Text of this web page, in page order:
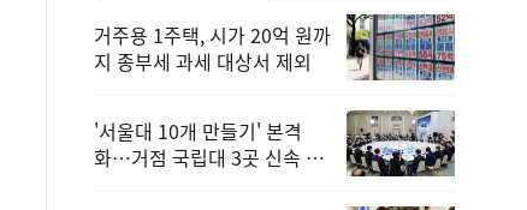
거주용 1주택, 시가 20억 원까
지 종부세 과세 대상서 제외
'서울대 10개 만들기' 본격
화…거점 국립대 3곳 신속 선